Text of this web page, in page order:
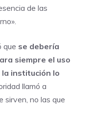
de las
que se debería
siempre el uso
institución lo
llamó a
sirven, no las que